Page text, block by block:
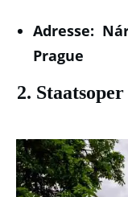
Adresse:
Prague
2. Staatsoper